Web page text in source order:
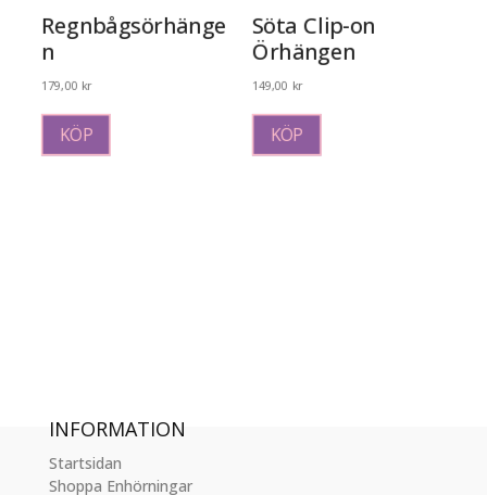
De
olika
alternativen
Regnbågsörhänge
n
179,00 kr
KÖP
Söta Clip-on
Örhängen
149,00 kr
KÖP
INFORMATION
Startsidan
Shoppa Enhörningar